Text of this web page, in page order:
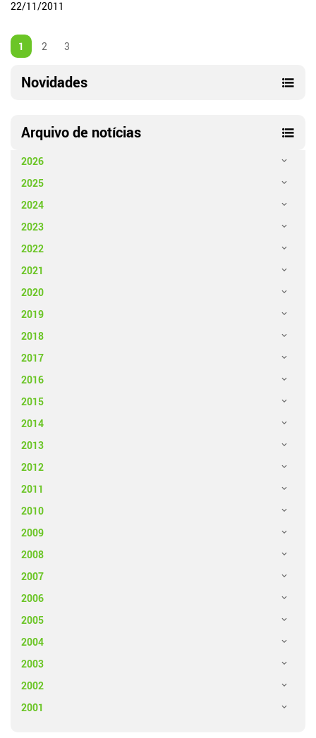
22/11/2011
1 2 3
Novidades
Arquivo de notícias
2026
2025
2024
2023
2022
2021
2020
2019
2018
2017
2016
2015
2014
2013
2012
2011
2010
2009
2008
2007
2006
2005
2004
2003
2002
2001